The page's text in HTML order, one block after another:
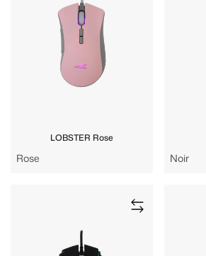
LOBSTER Rose
Rose Noir